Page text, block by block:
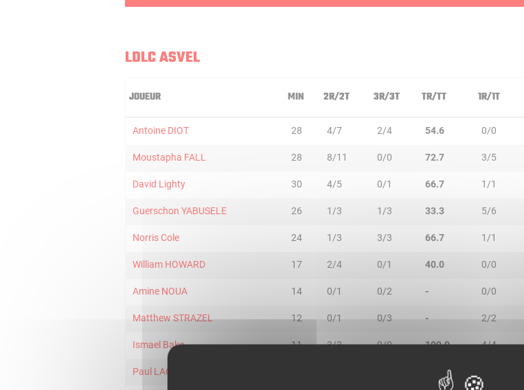
LDLC ASVEL
JOUEUR MIN 2R/2T 3R/3T TR/TT 1R/1T
Antoine DIOT 28 4/7 2/4 54.6 0/0
Moustapha FALL 28 8/11 0/0 72.7 3/5
David Lighty 30 4/5 0/1 66.7 1/1
Guerschon YABUSELE 26 1/3 1/3 33.3 5/6
Norris Cole 24 1/3 3/3 66.7 1/1
William HOWARD 17 2/4 0/1 40.0 0/0
Amine NOUA 14 0/1 0/2 - 0/0
Matthew STRAZEL 12 0/1 0/3 - 2/2
Ismael Bako 11 3/3 0/0 100.0 4/4
Paul LACOMBE